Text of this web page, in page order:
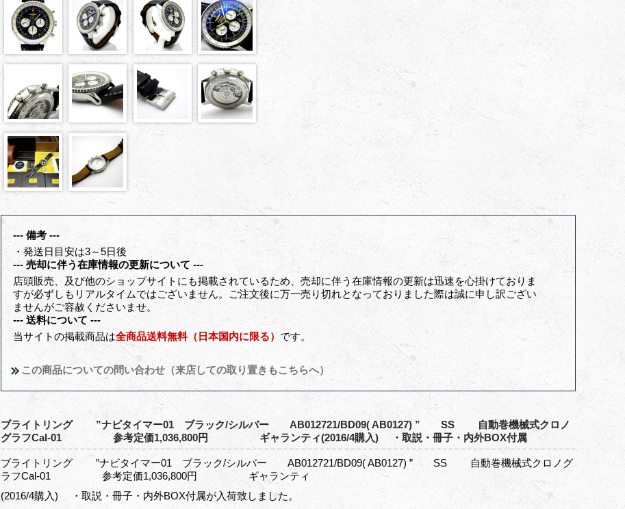
--- 備考 ---
・発送日目安は3～5日後
--- 売却に伴う在庫情報の更新について ---
店頭販売、及び他のショップサイトにも掲載されているため、売却に伴う在庫情報の更新は迅速を心掛けておりま
すが必ずしもリアルタイムではございません。ご注文後に万一売り切れとなっておりました際は誠に申し訳ござい
ませんがご容赦くださいませ。
--- 送料について ---
当サイトの掲載商品は全商品送料無料（日本国内に限る） です。
この商品についての問い合わせ（来店しての取り置きもこちらへ）
ブライトリング ”ナビタイマー01 ブラック/シルバー AB012721/BD09( AB0127) ” SS 自動巻機械式クロノ
グラフCal-01 参考定価1,036,800円 ギャランティ(2016/4購入) ・取説・冊子・内外BOX付属
ブライトリング ”ナビタイマー01 ブラック/シルバー AB012721/BD09( AB0127) ” SS 自動巻機械式クロノグ
ラフCal-01 参考定価1,036,800円 ギャランティ
(2016/4購入) ・取説・冊子・内外BOX付属が入荷致しました。